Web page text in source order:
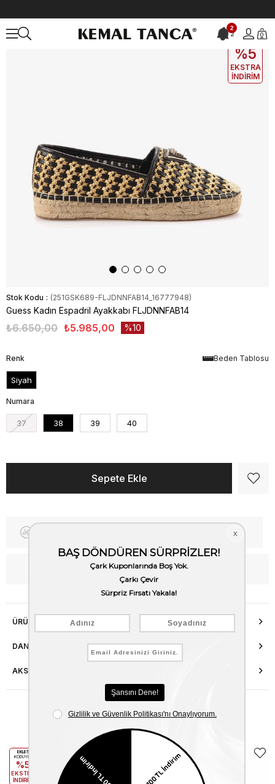
2
2 0
EKLE5
%5
EKSTRA
İNDİRİM
Stok Kodu (251GSK689-FLJDNNFAB14_16777948)
Guess Kadın Espadril Ayakkabı FLJDNNFAB14
₺6.650,00 ₺5.985,00 10
Beden Tablosu
Renk
Siyah
Numara
37 38 39 40
WhatsApp’tan Bilgi Al
ÜRÜN ÖZELLIKLERI
DANIŞMA HATTI
AKSESUAR ONARIMI
Benzer Ürünler
EKLE5
KODUYLA
%5
EKSTRA
İNDİRİM
%5
EKSTRA
İNDİRİM